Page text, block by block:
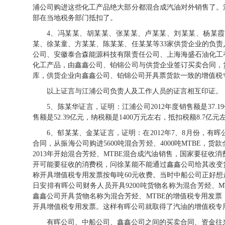
浦公司购进这些化工产品绝大部分都混合成汽油对外销售了
部在当地税务部门抵扣了。
4、冯某某、胡某某、张某某、卢某某、刘某某、杨某
某、徐某童、方某某、陈某某、任某某等33家供货企业的负
公司、安徽泰合森能源科技有限责任公司、上海海盛石油化工
化工产品，由鑫鑫公司、铂锦公司与供货企业签订买卖合同
库，供货企业向鑫鑫公司、铂锦公司开具票货款一致的增值税
以上证言与江浦公司负责人及工作人员的证言相互印证。
5、陈某华证言，证明：江浦公司 2012年度销售额是37.19
售额是52.39亿元，纳税额是1400万元左右，抵扣税额8.7亿元
6、郁某某、金某证言，证明：在2012年7、8 月份，有晖
合同，从振海公司购进5600吨混合芳烃、 4000吨MTBE ，货
2013年开始混合芳烃、 MTBE混合成汽油销售，国家要征收
开可能要征收的消费税，问徐某能不能通过鑫鑫公司给其改
称开具增值税专用发票按每吨60元收费。当时中船公司正好
日安排有晖公司财务人员开具9200吨货物名称为混合芳烃、
鑫鑫公司开具货物名称为混合芳烃、 MTBE的增值税专用发
开具增值税专用发票。这样有晖公司就取得了汽油的增值税
有晖公司、中船公司、鑫鑫公司之间的买卖合同、资金